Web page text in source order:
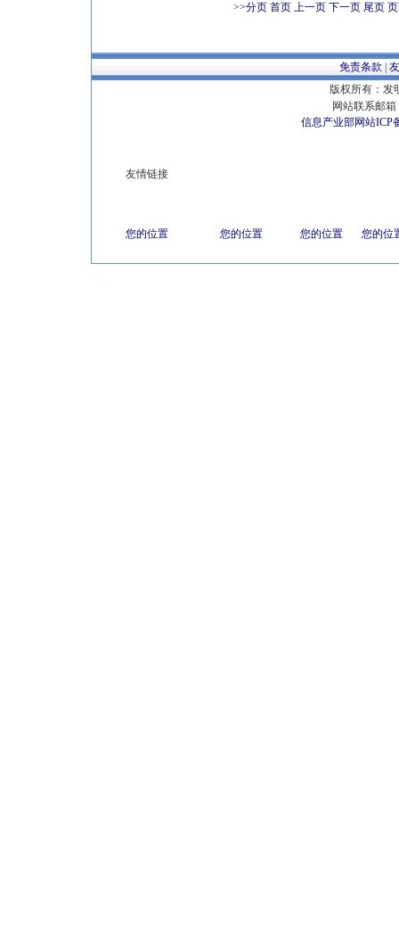
>>分页 首页 上一页 下一页 尾页
免责条款
版权所有：发
网站联系邮箱
信息产业部网站ICP
友情链接
您的位置 您的位置 您的位置 您的位